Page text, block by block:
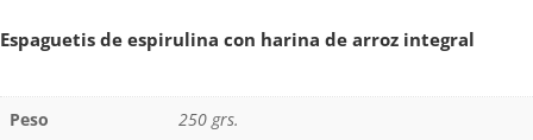
Espaguetis de espirulina con harina de arroz integral
Peso 250 grs.